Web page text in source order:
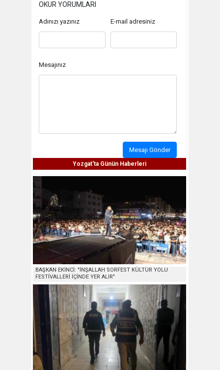
OKUR YORUMLARI
Adınızı yazınız E-mail adresiniz
Mesajınız
Mesajı Gönder
Yozgat'ta Günün Haberleri
BAŞKAN EKİNCİ: "İNŞALLAH SORFEST KÜLTÜR YOLU
FESTİVALLERİ İÇİNDE YER ALIR"